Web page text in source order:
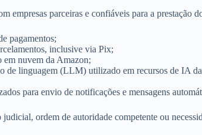
empresas parceiras e confiáveis para a
pagamentos;
inclusive via Pix;
em nuvem da Amazon;
linguagem (LLM) utilizado em recursos de IA
para envio de notificações e mensagens
ordem de autoridade competente ou